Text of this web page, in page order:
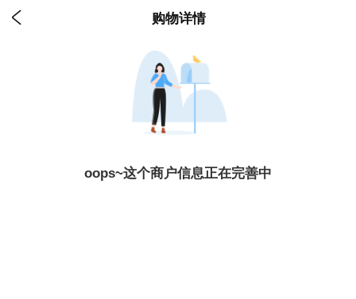
 购物详情
oops~这个商户信息正在完善中